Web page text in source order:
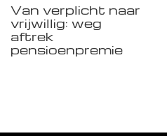
Van verplicht naar
vrijwillig: weg
aftrek
pensioenpremie